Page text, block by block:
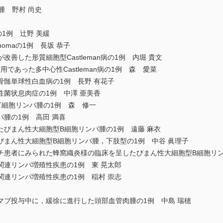
野村 尚史
1例 辻野 美緩
の1例 長坂 恭子
改善した形質細胞型Castleman病の1例 内堀 貴文
用であった多中心性Castleman病の1例 森 愛菜
髄単球性白血病の1例 長野 有花子
菌状息肉症の1例 中澤 亜美香
細胞リンパ腫の1例 森 修一
腫の1例 高田 満喜
びまん性大細胞型B細胞リンパ腫の1例 遠藤 麻衣
まん性大細胞型B細胞リンパ腫，下肢型の1例 中谷 眞理子
患者にみられた蜂窩織炎様の臨床を呈したびまん性大細胞型B細胞
連リンパ増殖性疾患の1例 東 晃太郎
連リンパ増殖性疾患の1例 稲村 崇志
ブ投与中に，緩徐に進行した頭部血管肉腫の1例 中島 瑞穂